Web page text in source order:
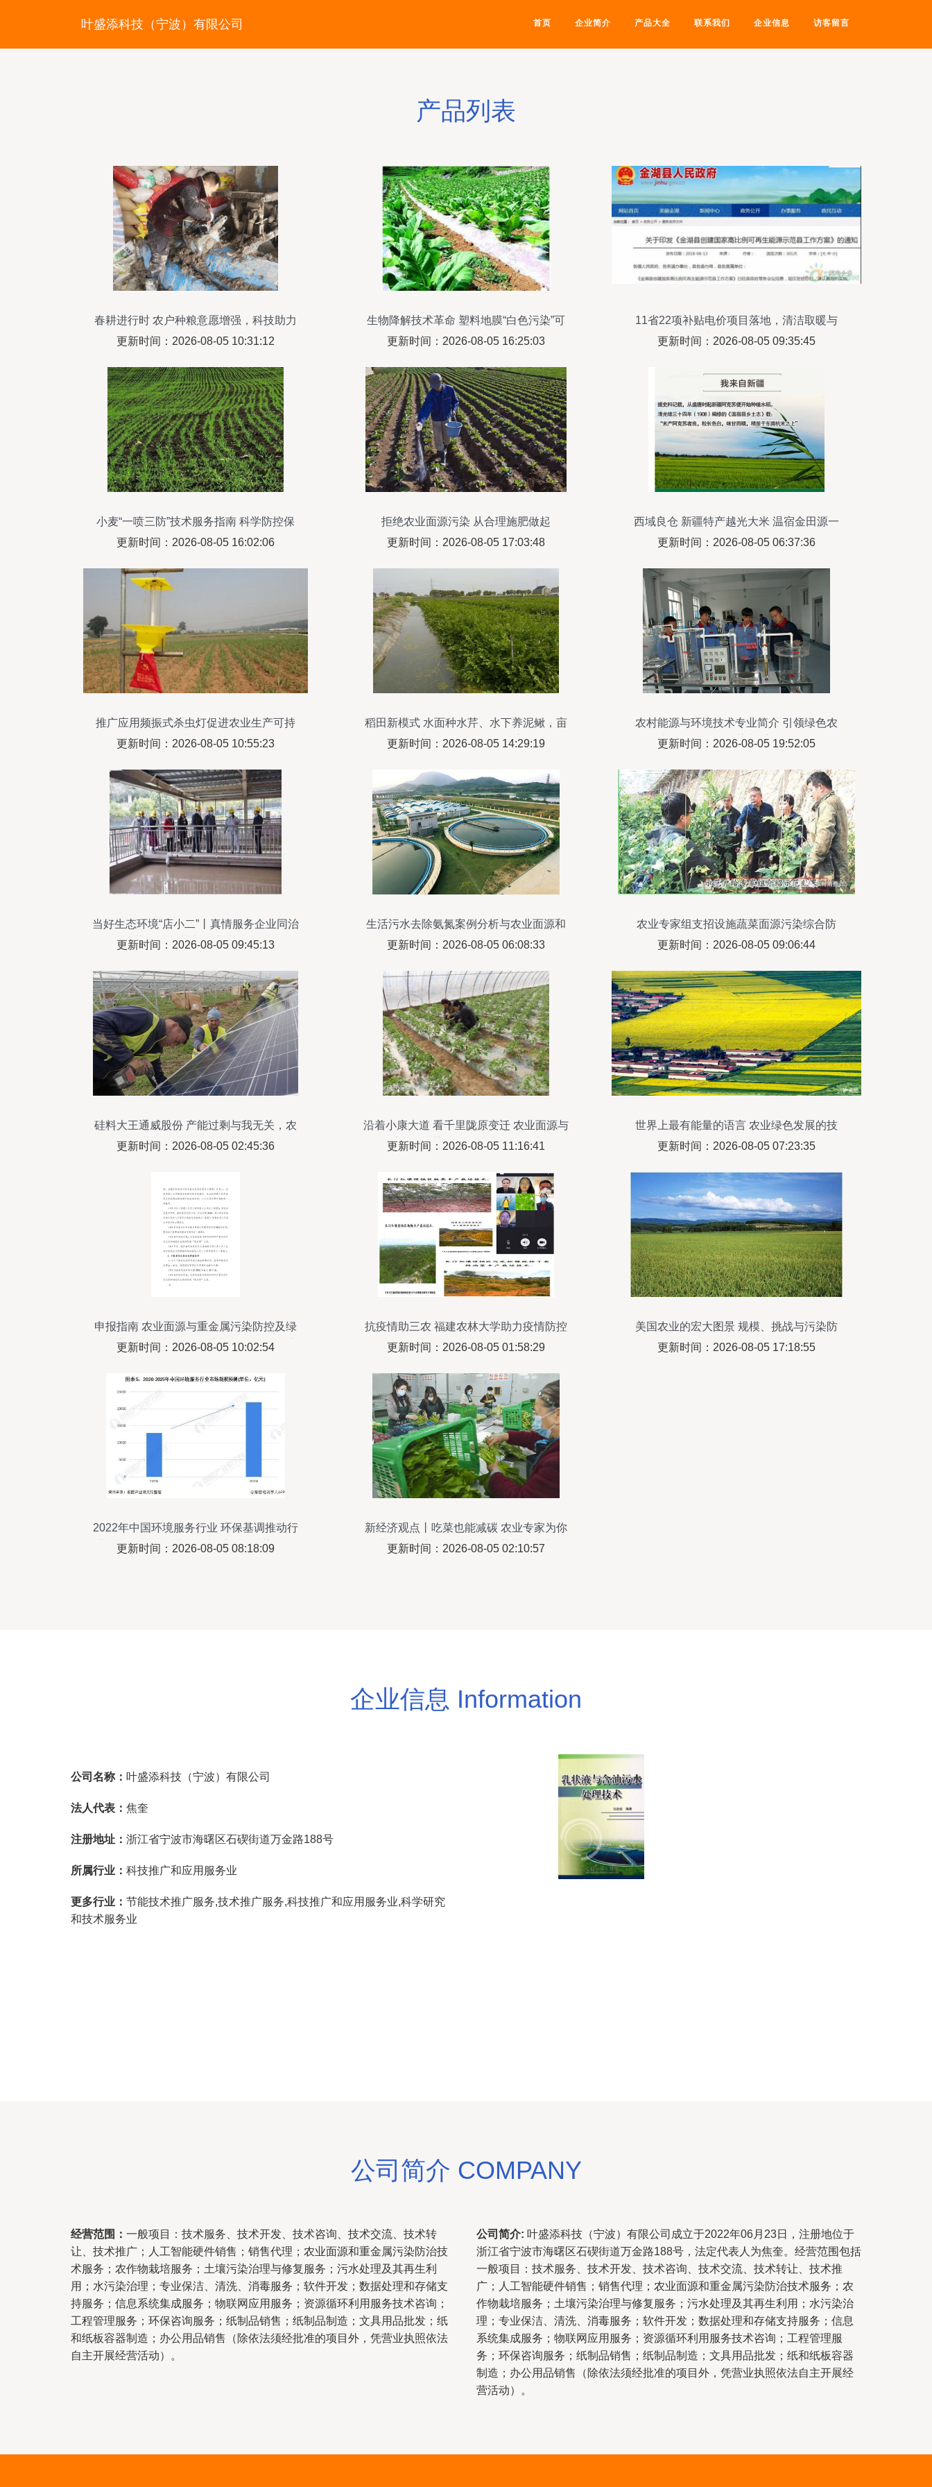
叶盛添科技（宁波）有限公司 首页 企业简介 产品大全 联系我们 企业信息 访客留言
产品列表
春耕进行时 农户种粮意愿增强，科技助力
绿色农业新发展
更新时间：2026-08-05 10:31:12
生物降解技术革命 塑料地膜“白色污染”可
休矣
更新时间：2026-08-05 16:25:03
11省22项补贴电价项目落地，清洁取暖与
污染防治并进 8月风电政策汇总
更新时间：2026-08-05 09:35:45
小麦“一喷三防”技术服务指南 科学防控保
丰收
更新时间：2026-08-05 16:02:06
拒绝农业面源污染 从合理施肥做起
更新时间：2026-08-05 17:03:48
西域良仓 新疆特产越光大米 温宿金田源一
级大米
更新时间：2026-08-05 06:37:36
推广应用频振式杀虫灯促进农业生产可持
续发展
更新时间：2026-08-05 10:55:23
稻田新模式 水面种水芹、水下养泥鳅，亩
产年赚超4万元的绿色致富经
更新时间：2026-08-05 14:29:19
农村能源与环境技术专业简介 引领绿色农
业，治理面源污染与重金属危机
更新时间：2026-08-05 19:52:05
当好生态环境“店小二”丨真情服务企业同治
污染，优化营商环境共谋发展
更新时间：2026-08-05 09:45:13
生活污水去除氨氮案例分析与农业面源和
重金属污染防治技术服务探讨
更新时间：2026-08-05 06:08:33
农业专家组支招设施蔬菜面源污染综合防
治
更新时间：2026-08-05 09:06:44
硅料大王通威股份 产能过剩与我无关，农
业与环保再造第二曲线
更新时间：2026-08-05 02:45:36
沿着小康大道 看千里陇原变迁 农业面源与
重金属污染防治的技术服务探索
更新时间：2026-08-05 11:16:41
世界上最有能量的语言 农业绿色发展的技
术之声
更新时间：2026-08-05 07:23:35
申报指南 农业面源与重金属污染防控及绿
色投入品研发方向——重点专项2021年度
更新时间：2026-08-05 10:02:54
抗疫情助三农 福建农林大学助力疫情防控
期间农业生产
更新时间：2026-08-05 01:58:29
美国农业的宏大图景 规模、挑战与污染防
治技术服务的启示
更新时间：2026-08-05 17:18:55
2022年中国环境服务行业 环保基调推动行
业增长，聚焦农业面源与重金属污染防治
更新时间：2026-08-05 08:18:09
新经济观点丨吃菜也能减碳 农业专家为你
解密社区电商如何助力低碳蔬菜走出实验
更新时间：2026-08-05 02:10:57
企业信息 Information
公司名称： 叶盛添科技（宁波）有限公司
法人代表： 焦奎
注册地址： 浙江省宁波市海曙区石碶街道万金路188号
所属行业： 科技推广和应用服务业
更多行业： 节能技术推广服务,技术推广服务,科技推广和应用服务业,科学研究
和技术服务业
公司简介 COMPANY
经营范围： 一般项目：技术服务、技术开发、技术咨询、技术交流、技术转
让、技术推广；人工智能硬件销售；销售代理；农业面源和重金属污染防治技
术服务；农作物栽培服务；土壤污染治理与修复服务；污水处理及其再生利
用；水污染治理；专业保洁、清洗、消毒服务；软件开发；数据处理和存储支
持服务；信息系统集成服务；物联网应用服务；资源循环利用服务技术咨询；
工程管理服务；环保咨询服务；纸制品销售；纸制品制造；文具用品批发；纸
和纸板容器制造；办公用品销售（除依法须经批准的项目外，凭营业执照依法
自主开展经营活动）。
公司简介: 叶盛添科技（宁波）有限公司成立于2022年06月23日，注册地位于
浙江省宁波市海曙区石碶街道万金路188号，法定代表人为焦奎。经营范围包括
一般项目：技术服务、技术开发、技术咨询、技术交流、技术转让、技术推
广；人工智能硬件销售；销售代理；农业面源和重金属污染防治技术服务；农
作物栽培服务；土壤污染治理与修复服务；污水处理及其再生利用；水污染治
理；专业保洁、清洗、消毒服务；软件开发；数据处理和存储支持服务；信息
系统集成服务；物联网应用服务；资源循环利用服务技术咨询；工程管理服
务；环保咨询服务；纸制品销售；纸制品制造；文具用品批发；纸和纸板容器
制造；办公用品销售（除依法须经批准的项目外，凭营业执照依法自主开展经
营活动）。